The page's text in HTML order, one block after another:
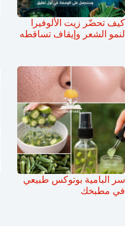
كيف تحضّر زيت الألوفيرا
لنمو الشعر وإيقاف تساقطه
سر البامية بوتوكس طبيعي
في مطبخك